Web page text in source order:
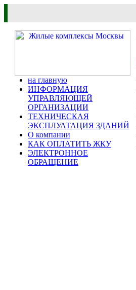
на главную
ИНФОРМАЦИЯ
УПРАВЛЯЮЩЕЙ
ОРГАНИЗАЦИИ
ТЕХНИЧЕСКАЯ
ЭКСПЛУАТАЦИЯ ЗДАНИЙ
О компании
КАК ОПЛАТИТЬ ЖКУ
ЭЛЕКТРОННОЕ
ОБРАЩЕНИЕ